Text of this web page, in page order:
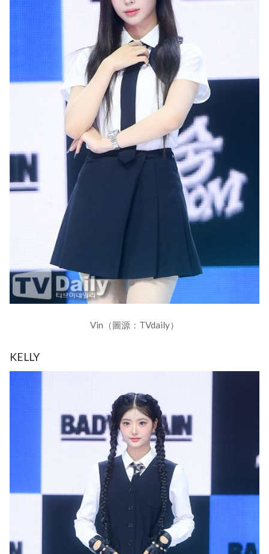
Vin（圖源：TVdaily）
KELLY